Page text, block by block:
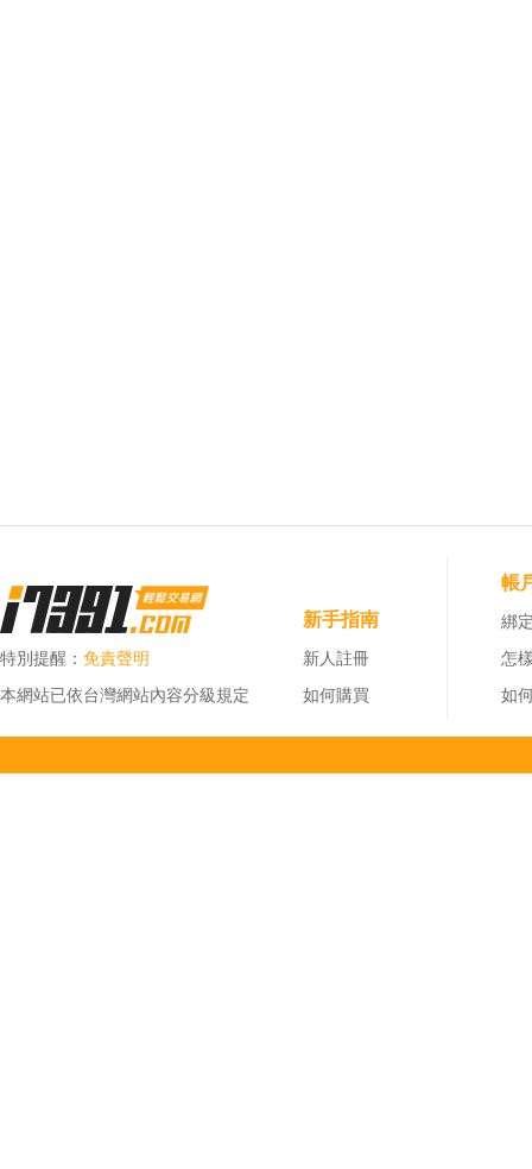
特別提醒： 免責聲明
本網站已依台灣網站內容分級規定
新手指南
新人註冊
如何購買
帳
綁
怎
如